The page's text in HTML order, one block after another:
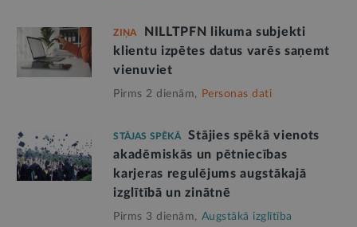
ZIŅA
NILLTPFN likuma subjekti
klientu izpētes datus varēs saņemt
vienuviet
Pirms 2 dienām, Personas dati
STĀJAS SPĒKĀ
Stājies spēkā vienots
akadēmiskās un pētniecības
karjeras regulējums augstākajā
izglītībā un zinātnē
Pirms 3 dienām, Augstākā izglītība